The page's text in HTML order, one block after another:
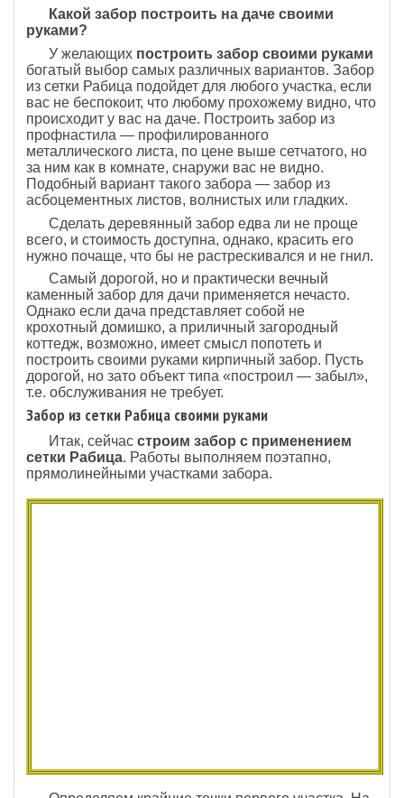
Какой забор построить на даче своими
руками?
У желающих построить забор своими руками
богатый выбор самых различных вариантов. Забор
из сетки Рабица подойдет для любого участка, если
вас не беспокоит, что любому прохожему видно, что
происходит у вас на даче. Построить забор из
профнастила — профилированного
металлического листа, по цене выше сетчатого, но
за ним как в комнате, снаружи вас не видно.
Подобный вариант такого забора — забор из
асбоцементных листов, волнистых или гладких.
Сделать деревянный забор едва ли не проще
всего, и стоимость доступна, однако, красить его
нужно почаще, что бы не растрескивался и не гнил.
Самый дорогой, но и практически вечный
каменный забор для дачи применяется нечасто.
Однако если дача представляет собой не
крохотный домишко, а приличный загородный
коттедж, возможно, имеет смысл попотеть и
построить своими руками кирпичный забор. Пусть
дорогой, но зато объект типа «построил — забыл»,
т.е. обслуживания не требует.
Забор из сетки Рабица своими руками
Итак, сейчас строим забор с применением
сетки Рабица. Работы выполняем поэтапно,
прямолинейными участками забора.